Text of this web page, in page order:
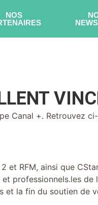
NOS
Canal +. Retrouvez
et RFM, ainsi que
professionnels.les de
et la fin du soutien de